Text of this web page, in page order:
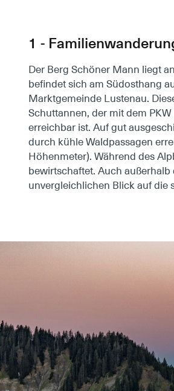
1 -
Der Berg Schöner Mann liegt
befindet sich am Südosthang
Marktgemeinde Lustenau.
Schuttannen, der mit dem
erreichbar ist. Auf gut
durch kühle Waldpassagen
Höhenmeter). Während des
bewirtschaftet. Auch
unvergleichlichen Blick auf die